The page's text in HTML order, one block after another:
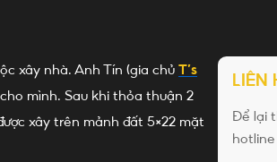
xây nhà. Anh Tín (gia chủ T’s
mình. Sau khi thỏa thuận 2
xây trên mảnh đất 5×22 mặt
LIÊN
Để lại
hotline